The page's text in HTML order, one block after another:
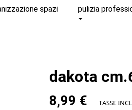
spazi pulizia
dakota
8,99 € TASSE